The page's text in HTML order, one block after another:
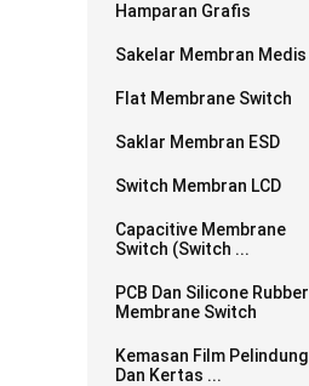
Hamparan Grafis
Sakelar Membran Medis
Flat Membrane Switch
Saklar Membran ESD
Switch Membran LCD
Capacitive Membrane
Switch (Switch ...
PCB Dan Silicone Rubber
Membrane Switch
Kemasan Film Pelindung
Dan Kertas ...